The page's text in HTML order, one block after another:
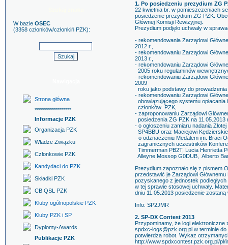
W bazie OSEC
(3358 członków/członkiń PZK):
Strona główna
******************
Informacje PZK
Organizacja PZK
Władze Związku
Członkowie PZK
Kandydaci do PZK
Składki PZK
CB QSL PZK
Kluby ogólnopolskie PZK
Kluby PZK i SP
Dyplomy-Awards
Publikacje PZK
1. Po posiedzeniu prezydium ZG
22 kwietnia br. w pomieszczeniach
posiedzenie prezydium ZG PZK.
Głównej Komisji Rewizyjnej.
Prezydium podjęło uchwały w
- rekomendowania Zarządowi
2012 r.,
- rekomendowaniu Zarządowi
2013 r.,
- rekomendowaniu Zarządowi
2005 roku regulaminów
- rekomendowaniu Zarządowi
2009
roku jako podstawy do
- rekomendowaniu Zarządowi
obowiązującego systemu
członków PZK,
- zaproponowaniu Zarządowi
posiedzenia ZG PZK na 11.05.2013
- o ogłoszeniu zamiaru nadania
SP4BBU oraz Maciejowi
- o odznaczeniu Medalem im. Braci
zagranicznych uczestników
Timmerman PB2T, Lucia Henrietta
Alleyne Mossop G0DUB, Alberto
Prezydium zapoznało się z pismem
przedstawić je Zarządowi
pozyskanego z jednostek
w tej sprawie stosowej uchwały.
dniu 11.05.2013 posiedzenie zostaną
Info: SP2JMR
2. SP-DX Contest 2013
Przypominamy, że logi elektroniczne
spdxc-logs@pzk.org.pl w terminie
potwierdza robot. Wykaz
http://www.spdxcontest.pzk.org.pl/pl/